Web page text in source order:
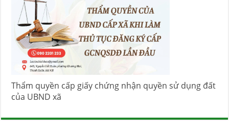
Thẩm quyền cấp giấy chứng nhận quyền sử dụng đất
của UBND xã